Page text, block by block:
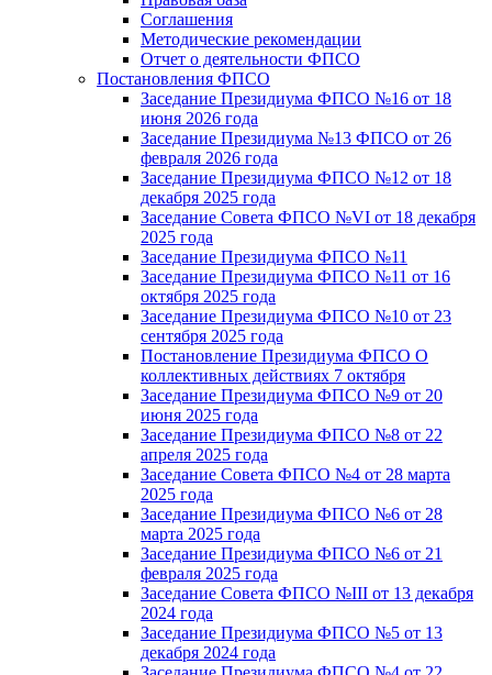
Соглашения
Методические рекомендации
Отчет о деятельности ФПСО
Постановления ФПСО
Заседание Президиума ФПСО №16 от 18
июня 2026 года
Заседание Президиума №13 ФПСО от 26
февраля 2026 года
Заседание Президиума ФПСО №12 от 18
декабря 2025 года
Заседание Совета ФПСО №VI от 18 декабря
2025 года
Заседание Президиума ФПСО №11
Заседание Президиума ФПСО №11 от 16
октября 2025 года
Заседание Президиума ФПСО №10 от 23
сентября 2025 года
Постановление Президиума ФПСО О
коллективных действиях 7 октября
Заседание Президиума ФПСО №9 от 20
июня 2025 года
Заседание Президиума ФПСО №8 от 22
апреля 2025 года
Заседание Совета ФПСО №4 от 28 марта
2025 года
Заседание Президиума ФПСО №6 от 28
марта 2025 года
Заседание Президиума ФПСО №6 от 21
февраля 2025 года
Заседание Совета ФПСО №III от 13 декабря
2024 года
Заседание Президиума ФПСО №5 от 13
декабря 2024 года